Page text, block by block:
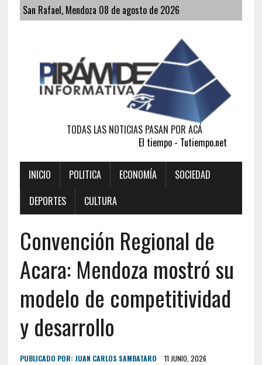
San Rafael, Mendoza 08 de agosto de 2026
TODAS LAS NOTICIAS PASAN POR ACÁ
El tiempo - Tutiempo.net
INICIO POLITICA ECONOMÍA
SOCIEDAD
DEPORTES
CULTURA
Convención Regional de
Acara: Mendoza mostró su
modelo de competitividad
y desarrollo
PUBLICADO POR: JUAN CARLOS SAMBATARO 11 JUNIO, 2026